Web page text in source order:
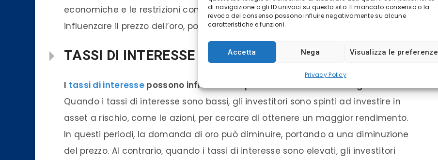
di navigazione o gli ID univoci su questo sito. Il mancato consenso o la
revoca del consenso possono influire negativamente su alcune
caratteristiche e funzioni.
Accetta Nega Visualizza le preferenze
Privacy Policy
economiche e le restrizioni commerciali imposte da un paese possono
influenzare il prezzo dell’oro, poiché possono limitare l’offerta globale di oro.
TASSI DI INTERESSE
I tassi di interesse possono influenzare il prezzo dell’oro in modo significativo.
Quando i tassi di interesse sono bassi, gli investitori sono spinti ad investire in
asset a rischio, come le azioni, per cercare di ottenere un maggior rendimento.
In questi periodi, la domanda di oro può diminuire, portando a una diminuzione
del prezzo. Al contrario, quando i tassi di interesse sono elevati, gli investitori